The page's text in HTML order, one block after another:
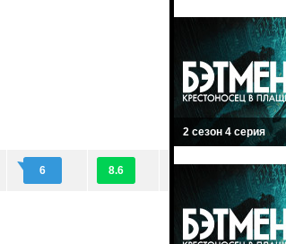
6 8.6
2 сезон 4 серия